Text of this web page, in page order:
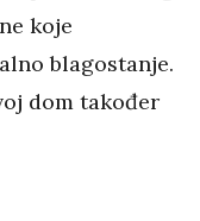
koje
blagostanje.
dom također